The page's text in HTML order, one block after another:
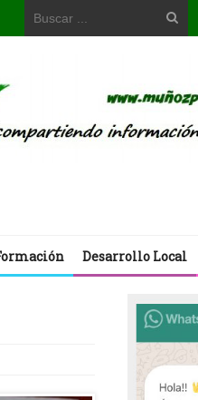
Desarrollo Local